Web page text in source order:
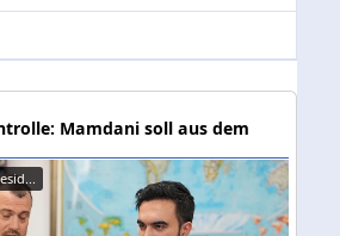
Mamdani soll aus dem